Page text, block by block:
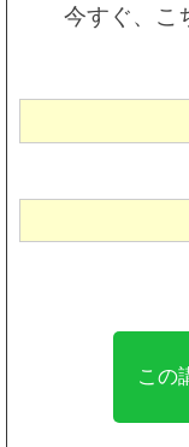
今すぐ、こ